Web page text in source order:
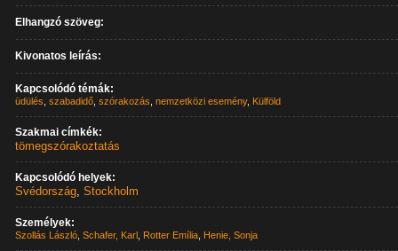
Elhangzó szöveg:
Kivonatos leírás:
Kapcsolódó témák:
üdülés ,szabadidő ,szórakozás ,nemzetközi esemény, Külföld
Szakmai címkék:
tömegszórakoztatás
Kapcsolódó helyek:
Svédország,Stockholm
Személyek:
Szollás László ,Schafer, Karl Rotter Emília Henie, Sonja